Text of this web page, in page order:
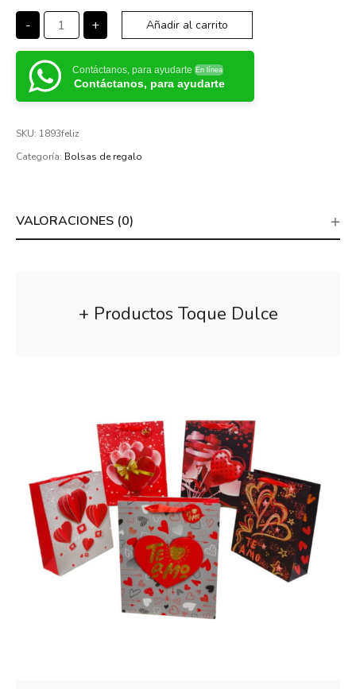
- + Añadir al carrito
Contáctanos, para ayudarte En línea
Contáctanos, para ayudarte
SKU: 1893feliz
Categoría: Bolsas de regalo
VALORACIONES (0)
+ Productos Toque Dulce